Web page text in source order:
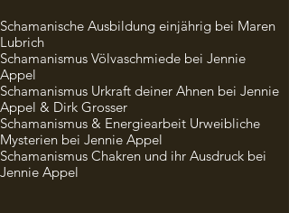
Schamanische Ausbildung einjährig bei Maren
Lubrich
Schamanismus Völvaschmiede bei Jennie
Appel
Schamanismus Urkraft deiner Ahnen bei Jennie
Appel & Dirk Grosser
Schamanismus & Energiearbeit Urweibliche
Mysterien bei Jennie Appel
Schamanismus Chakren und ihr Ausdruck bei
Jennie Appel​​